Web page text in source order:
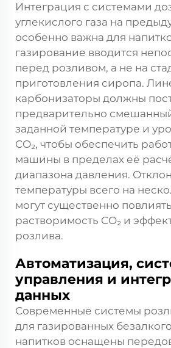
Интеграция с системами
углекислого газа на
особенно важна для
газирование вводится
перед розливом, а не на
приготовления сиропа.
карбонизаторы должны
предварительно
заданной температуре и
CO₂, чтобы обеспечить
машины в пределах её
диапазона давления.
температуры всего на
могут существенно
растворимость CO₂ и
розлива.
Автоматизация,
управления и
данных
Современные системы
для газированных
напитков оснащены